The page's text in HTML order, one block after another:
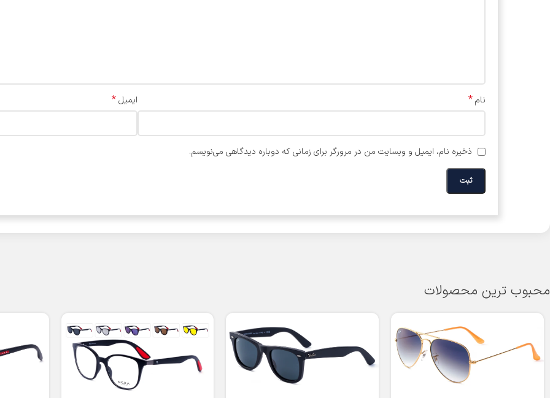
نام* ایمیل*
ذخیره نام، ایمیل و وبسایت من در مرورگر برای زمانی که دوباره دیدگاهی می‌نویسم.
محبوب ترین محصولات